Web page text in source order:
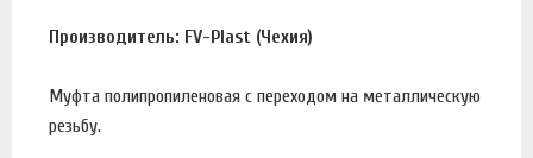
Производитель: FV-Plast (Чехия)
Муфта полипропиленовая с переходом на металлическую
резьбу.